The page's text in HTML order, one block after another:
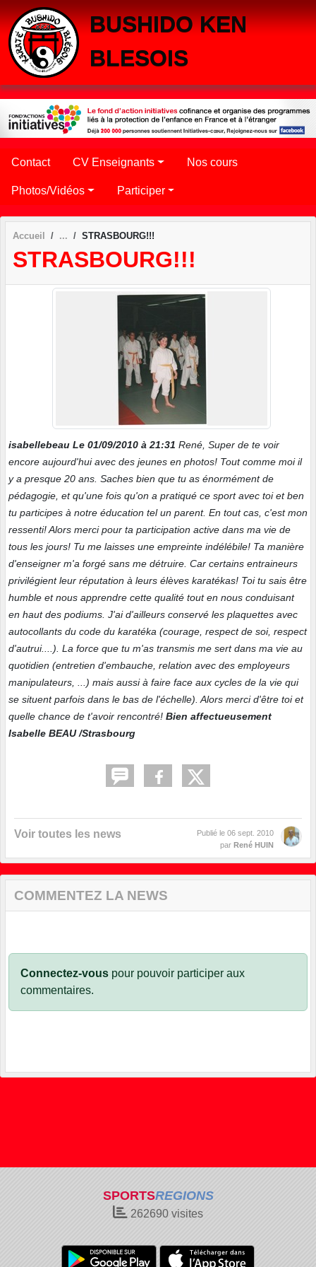
BUSHIDO KEN
BLESOIS
Contact CV Enseignants Nos cours
Photos/Vidéos Participer
Accueil STRASBOURG!!!
STRASBOURG!!!
isabellebeau Le 01/09/2010 à 21:31 René, Super de te voir
encore aujourd'hui avec des jeunes en photos! Tout comme moi il
y a presque 20 ans. Saches bien que tu as énormément de
pédagogie, et qu'une fois qu'on a pratiqué ce sport avec toi et ben
tu participes à notre éducation tel un parent. En tout cas, c'est mon
ressenti! Alors merci pour ta participation active dans ma vie de
tous les jours! Tu me laisses une empreinte indélébile! Ta manière
d'enseigner m'a forgé sans me détruire. Car certains entraineurs
privilégient leur réputation à leurs élèves karatékas! Toi tu sais être
humble et nous apprendre cette qualité tout en nous conduisant
en haut des podiums. J'ai d'ailleurs conservé les plaquettes avec
autocollants du code du karatéka (courage, respect de soi, respect
d'autrui....). La force que tu m'as transmis me sert dans ma vie au
quotidien (entretien d'embauche, relation avec des employeurs
manipulateurs, ...) mais aussi à faire face aux cycles de la vie qui
se situent parfois dans le bas de l'échelle). Alors merci d'être toi et
quelle chance de t'avoir rencontré! Bien affectueusement
Isabelle BEAU /Strasbourg
Voir toutes les news Publié le 06 sept. 2010
par René HUIN
COMMENTEZ LA NEWS
Connectez-vous pour pouvoir participer aux
commentaires.
SPORTSREGIONS
262690 visites
Panneau de gestion des cookies